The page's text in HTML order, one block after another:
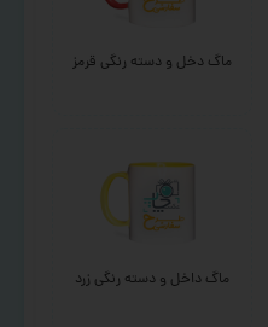
ماگ دخل و دسته رنگی قرمز
ماگ داخل و دسته رنگی زرد